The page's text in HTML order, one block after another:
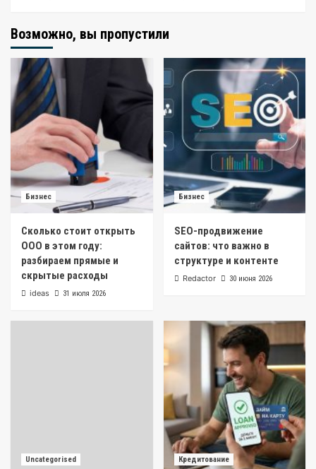
Возможно, вы пропустили
Бизнес
Сколько стоит открыть
ООО в этом году:
разбираем прямые и
скрытые расходы
ideas 31 июля 2026
Бизнес
SEO-продвижение
сайтов: что важно в
структуре и контенте
Redactor 30 июня 2026
Uncategorised Кредитование